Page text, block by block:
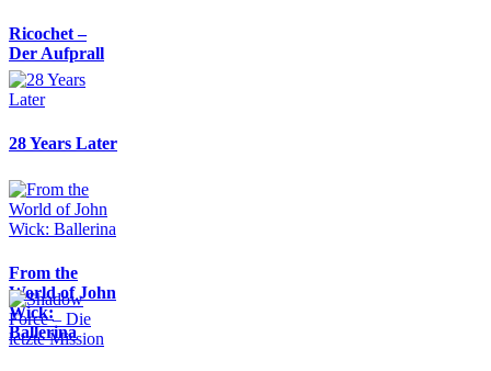
Ricochet –
Der Aufprall
28 Years Later
From the
World of John
Wick:
Ballerina